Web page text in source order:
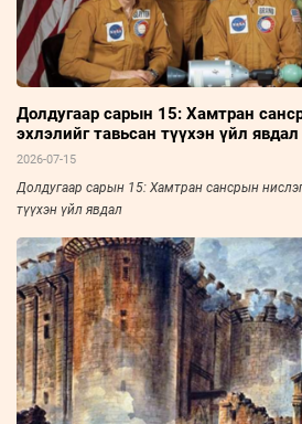
Долдугаар сарын 15: Хамтран
эхлэлийг тавьсан түүхэн үйл явдал
2026-07-15
Долдугаар сарын 15: Хамтран сансрын
түүхэн үйл явдал